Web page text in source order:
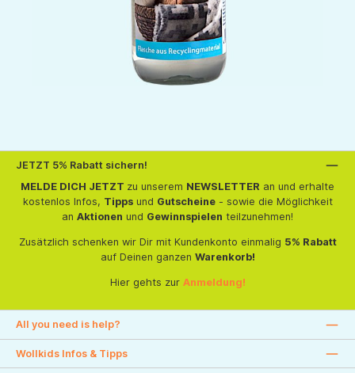
JETZT 5% Rabatt sichern!
MELDE DICH JETZT zu unserem NEWSLETTER an und erhalte
kostenlos Infos, Tippsund Gutscheine- sowie die Möglichkeit
an Aktionen und Gewinnspielen teilzunehmen!
Zusätzlich schenken wir Dir mit Kundenkonto einmalig 5% Rabatt
auf Deinen ganzen Warenkorb!
Hier gehts zur Anmeldung!
All you need is help?
Wollkids Infos & Tipps